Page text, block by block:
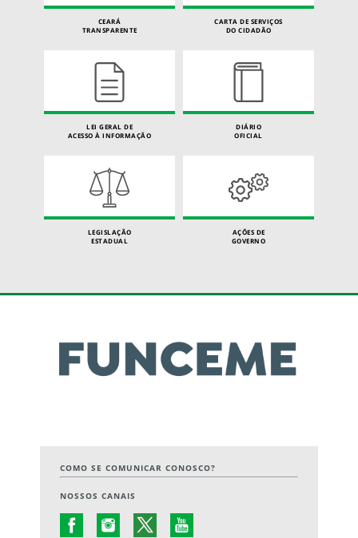
CEARÁ
TRANSPARENTE
CARTA DE SERVIÇOS
DO CIDADÃO
LEI GERAL DE
ACESSO À INFORMAÇÃO
DIÁRIO
OFICIAL
LEGISLAÇÃO
ESTADUAL
AÇÕES DE
GOVERNO
COMO SE COMUNICAR CONOSCO?
NOSSOS CANAIS